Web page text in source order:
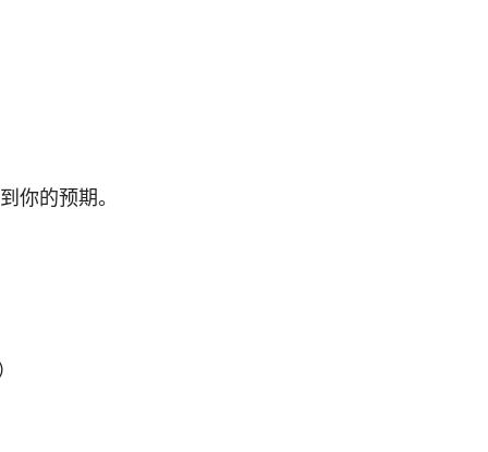
你的预期。